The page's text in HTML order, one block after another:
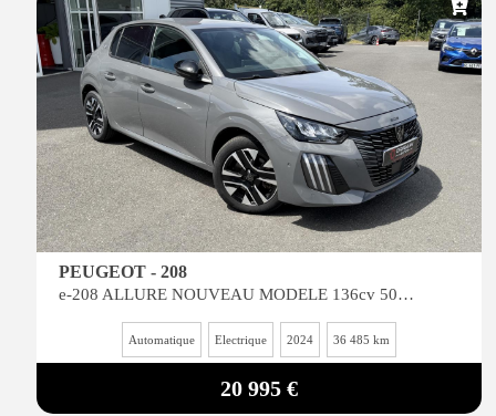
PEUGEOT - 208
e-208 ALLURE NOUVEAU MODELE 136cv 50kwh 2024 + OPTIONS
Automatique Electrique 2024 36 485 km
20 995 €